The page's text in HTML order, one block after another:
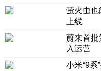
萤火虫也
上线
蔚来首
入运营
小米“9